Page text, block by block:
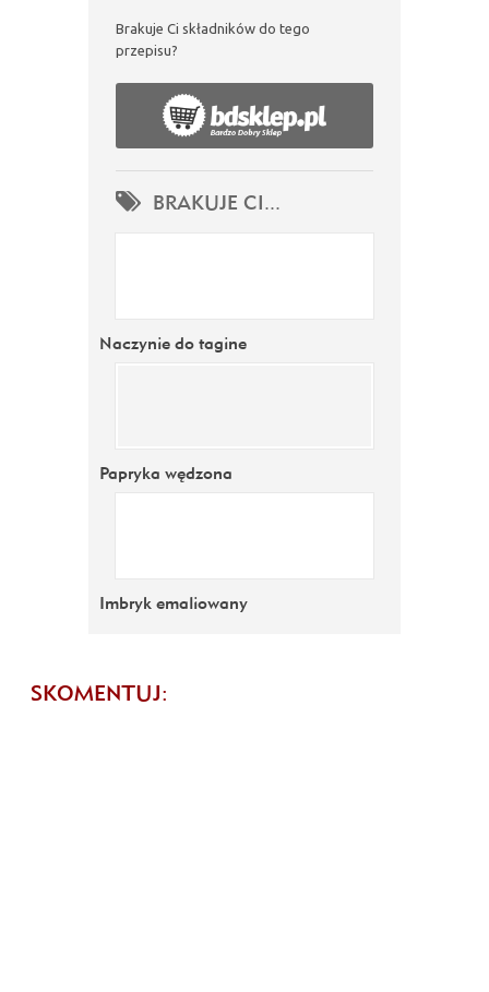
Brakuje Ci składników do tego
przepisu?
BRAKUJE CI...
Naczynie do tagine
Papryka wędzona
Imbryk emaliowany
SKOMENTUJ: